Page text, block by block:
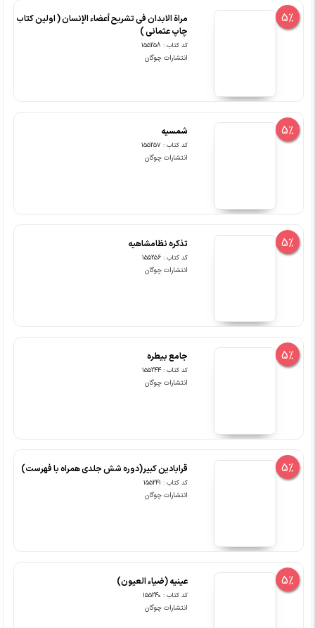
5%
مراة الابدان فی تشریح أعضاء الإنسان ( اولین کتاب
چاپ عثمانی )
کد کتاب : 155258
انتشارات چوگان
5% شمسیه
کد کتاب : 155257
انتشارات چوگان
5% تذکره نظامشاهیه
کد کتاب : 155256
انتشارات چوگان
5% جامع بیطره
کد کتاب : 155244
انتشارات چوگان
5% قرابادین کبیر(دوره شش جلدی همراه با فهرست)
کد کتاب : 155241
انتشارات چوگان
5% عینیه (ضیاء العیون)
کد کتاب : 155240
انتشارات چوگان